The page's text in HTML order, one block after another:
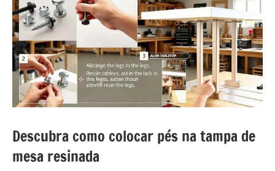
Passo
a
passo
se
encontra
com
a
criatividade
da
resina.
Explore
dicas
inspirações
Descubra como colocar pés na tampa de
mesa resinada